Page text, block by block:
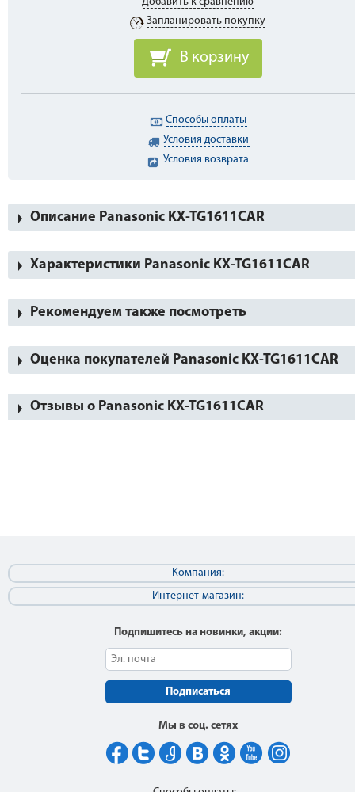
Запланировать покупку
В корзину
Способы оплаты
Условия доставки
Условия возврата
Описание Panasonic KX-TG1611CAR
Характеристики Panasonic KX-TG1611CAR
Рекомендуем также посмотреть
Оценка покупателей Panasonic KX-TG1611CAR
Отзывы о Panasonic KX-TG1611CAR
Компания:
Интернет-магазин:
Подпишитесь на новинки, акции:
Подписаться
Мы в соц. сетях